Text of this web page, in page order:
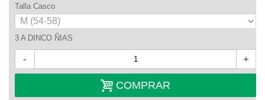
Talla Casco
3 A DINCO ÑIAS
- +
COMPRAR